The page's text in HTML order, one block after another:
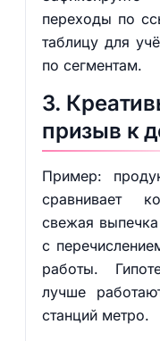
переходы по
таблицу для
по сегментам.
3.
призыв к
Пример:
сравнивает
свежая
с
работы.
лучше
станций метро.